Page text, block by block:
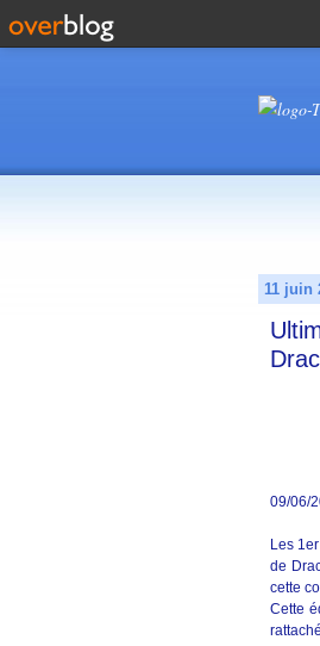
11 juin
09/06/
Les
de
cette
Cette